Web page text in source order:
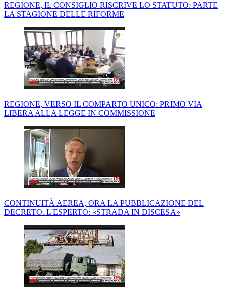
REGIONE, IL CONSIGLIO RISCRIVE LO STATUTO: PARTE
LA STAGIONE DELLE RIFORME
REGIONE, VERSO IL COMPARTO UNICO: PRIMO VIA
LIBERA ALLA LEGGE IN COMMISSIONE
CONTINUITÀ AEREA, ORA LA PUBBLICAZIONE DEL
DECRETO. L'ESPERTO: «STRADA IN DISCESA»